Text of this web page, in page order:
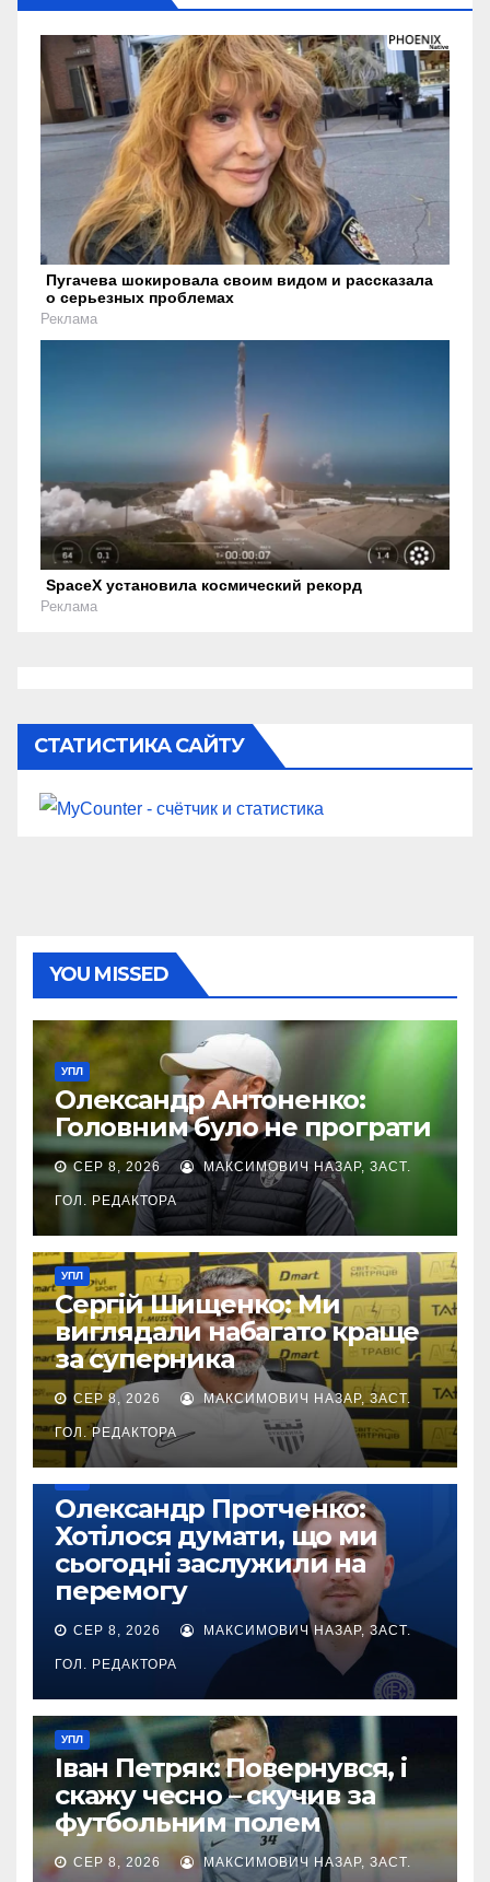
Пугачева шокировала своим видом и рассказала
о серьезных проблемах
Реклама
SpaceX установила космический рекорд
Реклама
СТАТИСТИКА САЙТУ
YOU MISSED
УПЛ
Олександр Антоненко:
Головним було не програти
СЕР 8, 2026 МАКСИМОВИЧ НАЗАР, ЗАСТ.
ГОЛ. РЕДАКТОРА
УПЛ
Сергій Шищенко: Ми
виглядали набагато краще
за суперника
СЕР 8, 2026 МАКСИМОВИЧ НАЗАР, ЗАСТ.
ГОЛ. РЕДАКТОРА
Олександр Протченко:
Хотілося думати, що ми
сьогодні заслужили на
перемогу
СЕР 8, 2026 МАКСИМОВИЧ НАЗАР, ЗАСТ.
ГОЛ. РЕДАКТОРА
УПЛ
Іван Петряк: Повернувся, і
скажу чесно – скучив за
футбольним полем
СЕР 8, 2026 МАКСИМОВИЧ НАЗАР, ЗАСТ.